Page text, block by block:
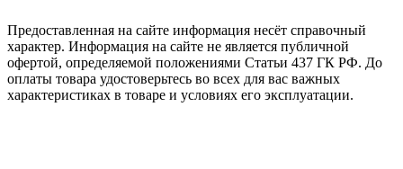
Предоставленная на сайте информация несёт справочный
характер. Информация на сайте не является публичной
офертой, определяемой положениями Статьи 437 ГК РФ. До
оплаты товара удостоверьтесь во всех для вас важных
характеристиках в товаре и условиях его эксплуатации.